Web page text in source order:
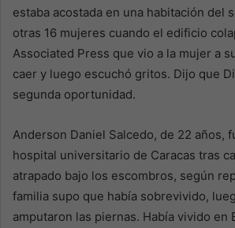
estaba acostada en una habitación del
otras 16 mujeres cuando el edificio
Associated Press que vio a la mujer a
caer y luego escuchó gritos. Dijo que
segunda oportunidad.
Anderson Daniel Salcedo, de 22 años,
hospital universitario de Caracas tras
atrapado bajo los escombros, según
familia supo que había sobrevivido,
amputaron las piernas. Había vivido en